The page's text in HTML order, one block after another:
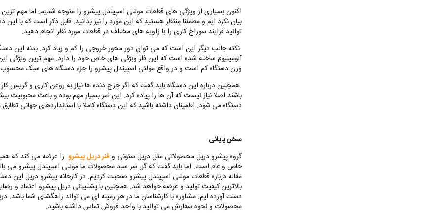
اکنون بسیاری از ویژگی های قطعات مولتی اسپیندل پیشرو را متوجه شدیم. اما مهم ترین
بیان نکرد ایم و مطمئنا منتظر هستید که این مورد را نیز بدانید. قابل ذکر است که با این
توانید فرایند سوراخ کاری را با زاویه های مختلف در قطعات مورد نظر انجام دهید.
نکته جالب دیگر این است که می توان دور محور خروجی را کم و زیاد کرد. بدنه این
آلومینیوم ساخته شده است که این فلز وبژگی های خاص خود را دارد. مهم ترین ویژگی
وزن دستگاه کم است و در واقع مولتی اسپیندل پیشرو را جزء دستگاه های سبک
همچنین درباره این دستگاه باید گفت که اگر چرخ دنده ها نیاز به روغن کاری و گریس
باشند اصلا نیاز نیست که آن ها را پیاده کرد. این امر بسیار مهم بوده و باعث محبوبیت
دستگاه می شود. اطمینان داشته باشید که این دستگاه کاملا با استانداردهای جهانی تطابق
سخن پایانی
گروه پیشرو دریل محصولاتی مثل دریل ستونی و فنر دریل پیشرو را عرضه می کند که
خاص و عام است. اما باید گفت که گل سر سبد محصولات ما مولتی اسپیندل پیشرو می
مقاله درباره قطعات مولتی اسپیندل پیشرو صحبت کردیم. در کارخانه پیشرو دریل این
بالاترین کیفیت تولید و عرضه خواهد شد. همچنین با پشتیبانی دریل پیشرو اعتماد و
دست آورده ایم. مشاوره با کارشناسان ما در هر زمینه ای می تواند راهگشای شما باشد.
محصولات و نحوه سفارش می توانید با واحد فروش تماس داشته باشید.